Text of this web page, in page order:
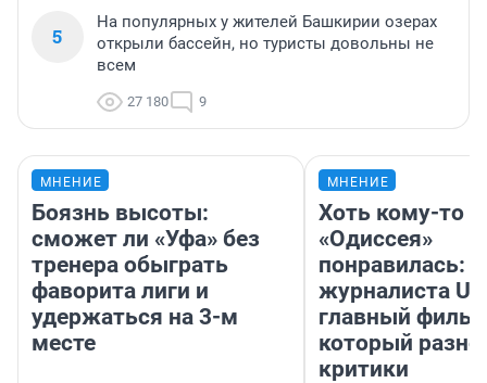
5
На популярных у жителей Башкирии озерах
открыли бассейн, но туристы довольны не
всем
27 180 9
МНЕНИЕ
Боязнь высоты:
сможет ли «Уфа» без
тренера обыграть
фаворита лиги и
удержаться на 3-м
месте
МНЕНИЕ
Хоть кому-то
«Одиссея»
понравилась:
журналиста
главный
который
критики